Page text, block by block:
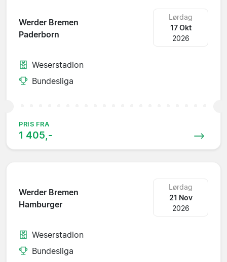
Werder Bremen
Paderborn
Lørdag
17 Okt
2026
Weserstadion
Bundesliga
PRIS FRA
1 405,-
Werder Bremen
Hamburger
Lørdag
21 Nov
2026
Weserstadion
Bundesliga